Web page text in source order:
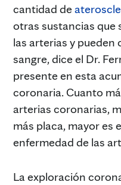
cantidad de
otras sustancias que
las arterias y pueden
sangre, dice el Dr.
presente en esta
coronaria. Cuanto
arterias coronarias,
más placa, mayor es
enfermedad de las
La exploración